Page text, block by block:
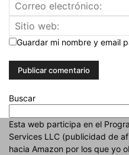
Guardar mi nombre y email
Buscar
Esta web participa en el
Services LLC (publicidad de
hacia Amazon por los que yo